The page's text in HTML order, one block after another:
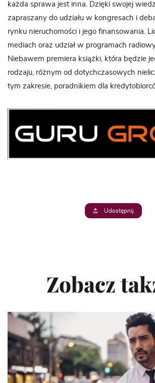
każda sprawa jest inna. Dzięki swojej
zapraszany do udziału w kongresach i
rynku nieruchomości i jego finansowania.
mediach oraz udział w programach
Niebawem premiera książki, która będzie
rodzaju, różnym od dotychczasowych
tym zakresie, poradnikiem dla
Udostępnij
Zobacz